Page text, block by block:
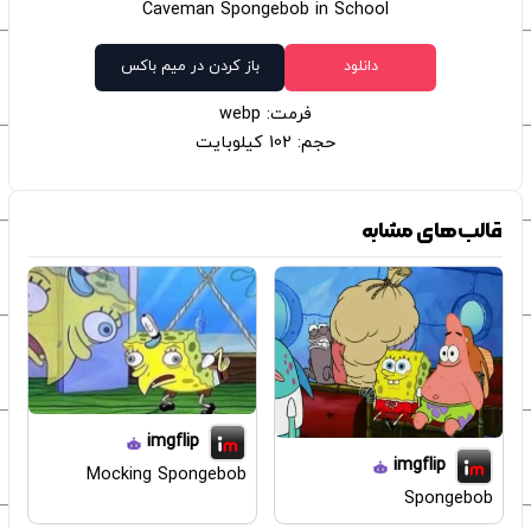
Caveman Spongebob in School
دانلود باز کردن در میم باکس
فرمت: webp
حجم: 102 کیلوبایت
قالب‌های مشابه
imgflip
Spongebob
imgflip
Mocking Spongebob